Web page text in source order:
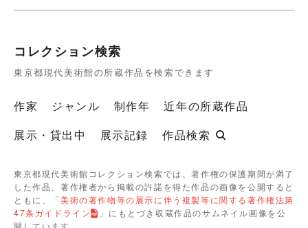
コレクション検索
東京都現代美術館の所蔵作品を検索できます
作家 ジャンル 制作年
近年の所蔵作品
展示・貸出中
展示記録 作品検索
東京都現代美術館コレクション検索では、著作権の保護期間が満了
した作品、著作権者から掲載の許諾を得た作品の画像を公開すると
ともに、「美術の著作物等の展示に伴う複製等に関する著作権法第
47条ガイドライン
」にもとづき収蔵作品のサムネイル画像を公